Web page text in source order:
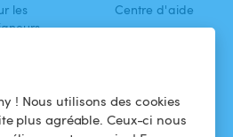
! Nous utilisons des cookies
plus agréable. Ceux-ci nous
les
ma piscine
Centre d'aide
confidentialité